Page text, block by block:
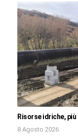
Risorse idriche,
8 Agosto 2026